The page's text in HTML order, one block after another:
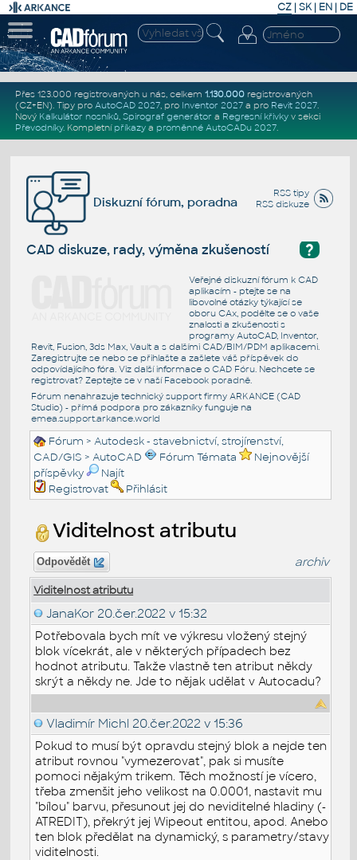
CZ | SK| EN | DE
Přes 123.000 registrovaných u nás, celkem 1.130.000registrovaných
(CZ+EN). Tipy pro AutoCAD 2027, pro Inventor 2027a pro Revit 2027.
Nový Kalkulátor nosníků, Spirograf generátor a Regresní křivkyv sekci
Převodníky. Kompletní příkazya proměnné AutoCADu 2027.
RSS tipy
RSS diskuze
Diskuzní fórum, poradna
?
CAD diskuze, rady, výměna zkušeností
Veřejné diskuzní fórum k CAD
aplikacím - ptejte se na
libovolné otázky týkající se
oboru CAx, podělte se o vaše
znalosti a zkušenosti s
programy AutoCAD, Inventor,
Revit, Fusion, 3ds Max, Vault a s dalšími CAD/BIM/PDM aplikacemi.
Zaregistrujte se nebo se přihlašte a zašlete váš příspěvek do
odpovídajícího fóra. Viz další informace o CAD Fóru. Nechcete se
registrovat? Zeptejte se v naší Facebook poradně.
Fórum nenahrazuje technický support firmy ARKANCE (CAD
Studio) - přímá podpora pro zákazníky funguje na
emea.support.arkance.world
Fórum >Autodesk - stavebnictví, strojírenství,
CAD/GIS >AutoCAD Fórum Témata
Nejnovější
příspěvky
Najít
Registrovat
Přihlásit
Viditelnost atributu
Odpovědět archiv
Viditelnost atributu
JanaKor 20.čer.2022 v 15:32
Potřebovala bych mít ve výkresu vložený stejný
blok vícekrát, ale v některých případech bez
hodnot atributu. Takže vlastně ten atribut někdy
skrýt a někdy ne. Jde to nějak udělat v Autocadu?
Vladimír Michl 20.čer.2022 v 15:36
Pokud to musí být opravdu stejný blok a nejde ten
atribut rovnou "vymezerovat", pak si musíte
pomoci nějakým trikem. Těch možností je vícero,
třeba zmenšit jeho velikost na 0.0001, nastavit mu
"bílou" barvu, přesunout jej do neviditelné hladiny (-
ATREDIT), překrýt jej Wipeout entitou, apod. Anebo
ten blok předělat na dynamický, s parametry/stavy
viditelnosti.